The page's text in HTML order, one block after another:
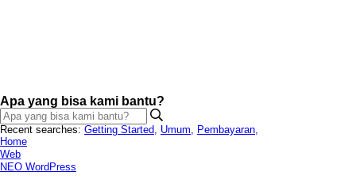
Apa yang bisa kami bantu?
Recent searches: Getting Started, Umum, Pembayaran,
Home
Web
NEO WordPress